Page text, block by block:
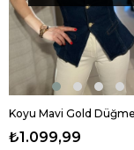
₺1.099,99